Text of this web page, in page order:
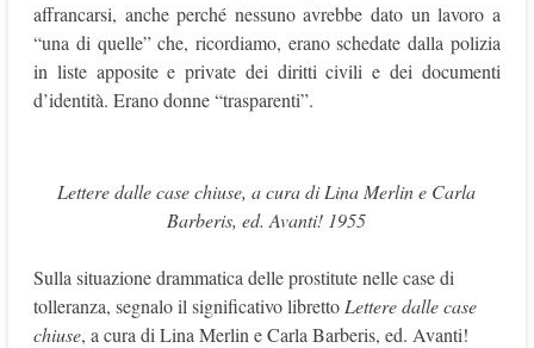
affrancarsi, anche perché nessuno avrebbe dato un lavoro a
“una di quelle” che, ricordiamo, erano schedate dalla polizia
in liste apposite e private dei diritti civili e dei documenti
d’identità. Erano donne “trasparenti”.
Lettere dalle case chiuse, a cura di Lina Merlin e Carla
Barberis, ed. Avanti! 1955
Sulla situazione drammatica delle prostitute nelle case di
tolleranza, segnalo il significativo libretto Lettere dalle case
chiuse, a cura di Lina Merlin e Carla Barberis, ed. Avanti!